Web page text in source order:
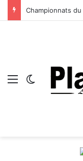
Menu Switch skin